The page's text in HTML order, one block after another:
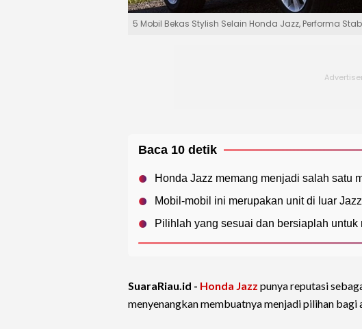
5 Mobil Bekas Stylish Selain Honda Jazz, Performa
Baca 10 detik
Honda Jazz memang menjadi salah satu
Mobil-mobil ini merupakan unit di luar
Pilihlah yang sesuai dan bersiaplah
SuaraRiau.id - Honda Jazz punya reputasi
menyenangkan membuatnya menjadi pilihan bagi